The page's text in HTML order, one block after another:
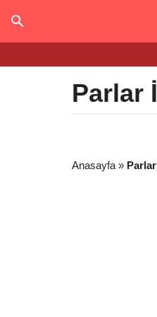
Parlar
Anasayfa »